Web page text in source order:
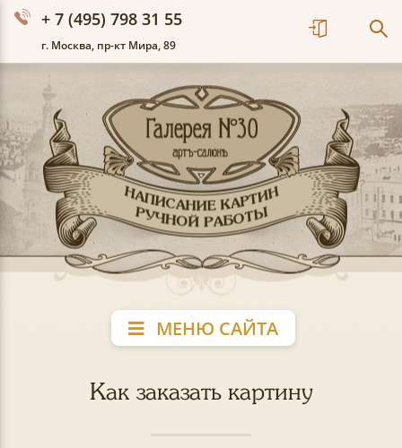
+ 7 (495) 798 31 55
г. Москва, пр-кт Мира, 89
МЕНЮ САЙТА
Как заказать картину